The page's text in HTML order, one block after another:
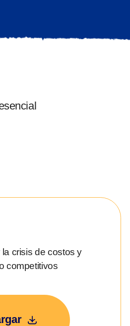
crisis de costos y
competitivos